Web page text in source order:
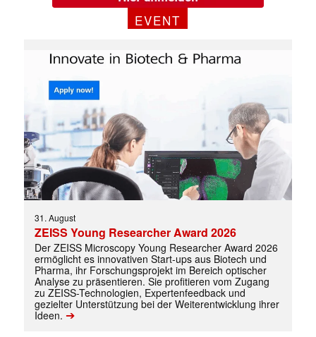
Mit dem |transkript-Newsletter
jede Woche aktuell informiert.
E-
Mail
(erforderlich)
EVENT
31. August
ZEISS Young Researcher Award 2026
Der ZEISS Microscopy Young Researcher Award 2026
ermöglicht es innovativen Start-ups aus Biotech und
Pharma, ihr Forschungsprojekt im Bereich optischer
Analyse zu präsentieren. Sie profitieren vom Zugang
zu ZEISS-Technologien, Expertenfeedback und
gezielter Unterstützung bei der Weiterentwicklung ihrer
Ideen. ➔